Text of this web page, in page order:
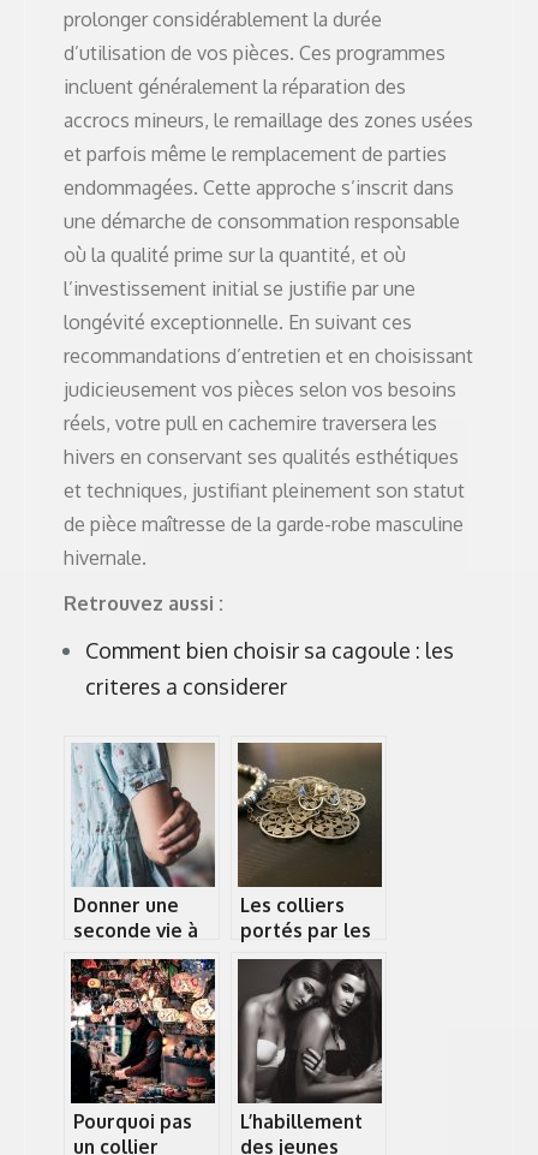
prolonger considérablement la durée
d’utilisation de vos pièces. Ces programmes
incluent généralement la réparation des
accrocs mineurs, le remaillage des zones usées
et parfois même le remplacement de parties
endommagées. Cette approche s’inscrit dans
une démarche de consommation responsable
où la qualité prime sur la quantité, et où
l’investissement initial se justifie par une
longévité exceptionnelle. En suivant ces
recommandations d’entretien et en choisissant
judicieusement vos pièces selon vos besoins
réels, votre pull en cachemire traversera les
hivers en conservant ses qualités esthétiques
et techniques, justifiant pleinement son statut
de pièce maîtresse de la garde-robe masculine
hivernale.
Retrouvez aussi :
Comment bien choisir sa cagoule : les
criteres a considerer
Donner une
seconde vie à
un vêtement
usé
Les colliers
portés par les
hommes.
Pourquoi pas
un collier
L’habillement
des jeunes